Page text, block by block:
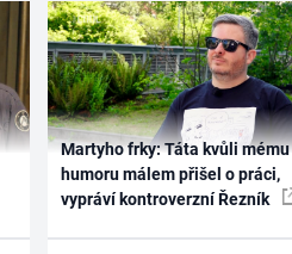
Martyho frky: Táta kvůli mému
humoru málem přišel o práci,
vypráví kontroverzní Řezník